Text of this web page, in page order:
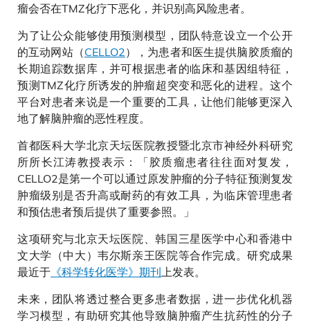
瘤会否在TMZ化疗下恶化，并识别高风险患者。
为了让公众能够使用预测模型，团队特意设立一个公开
的互动网站（CELLO2），为患者和医生提供脑胶质瘤的
长期追踪数据库，并可根据患者的临床和基因组特征，
预测TMZ化疗所诱发的肿瘤超突变和恶化的进程。这个
平台对患者来说是一个重要的工具，让他们能够更深入
地了解脑肿瘤的恶性程度。
首都医科大学北京天坛医院教授暨北京市神经外科研究
所所长江涛教授表示：「胶质瘤患者往往面对复发，
CELLO2是第一个可以通过原发肿瘤的分子特征预测复发
肿瘤级别是否升高或耐药的有效工具，为临床管理患者
和预估患者预后提供了重要参照。」
这项研究与北京天坛医院、韩国三星医学中心和香港中
文大学（中大）韦尔斯亲王医院等合作完成。研究成果
最近于 《科学转化医学》期刊 上发表。
未来，团队将透过整合更多患者数据，进一步优化机器
学习模型，有助研究其他导致脑肿瘤产生抗药性的分子